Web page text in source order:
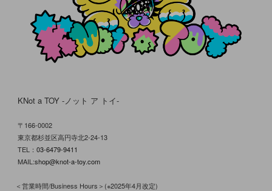
KNot a TOY -ノット ア トイ-
〒166-0002
東京都杉並区高円寺北2-24-13
TEL： 03-6479-9411
MAIL:shop@knot-a-toy.com
＜営業時間/Business Hours＞(※2025年4月改定)